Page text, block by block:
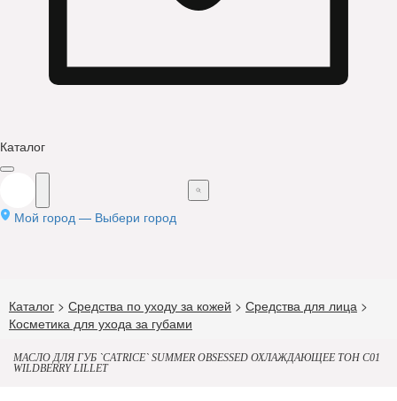
Каталог
Мой город — Выбери город
Каталог > Средства по уходу за кожей > Средства для лица >
Косметика для ухода за губами
МАСЛО ДЛЯ ГУБ `CATRICE` SUMMER OBSESSED ОХЛАЖДАЮЩЕЕ ТОН C01
WILDBERRY LILLET